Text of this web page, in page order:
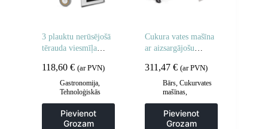
3 plauktu nerūsējošā
tērauda viesmīļa
118,60 € (ar PVN)
Gastronomija
Tehnoloģiskās
un transporta ratiņi
Virtuve
Pievienot
Grozam
Cukura vates mašīna
ar aizsargājošu
311,47€ (ar PVN)
Bārs ,Cukurvates
mašīnas
Pievienot
Grozam